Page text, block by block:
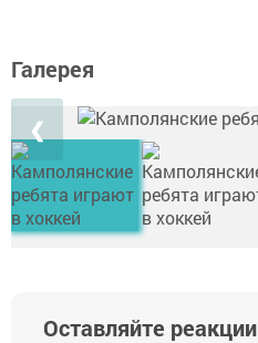
Галерея
❮
Оставляйте реакции